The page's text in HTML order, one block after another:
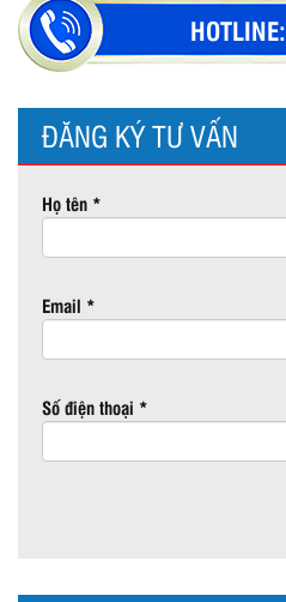
HOTLINE:
ĐĂNG KÝ TƯ VẤN
Họ tên *
Email *
Số điện thoại *